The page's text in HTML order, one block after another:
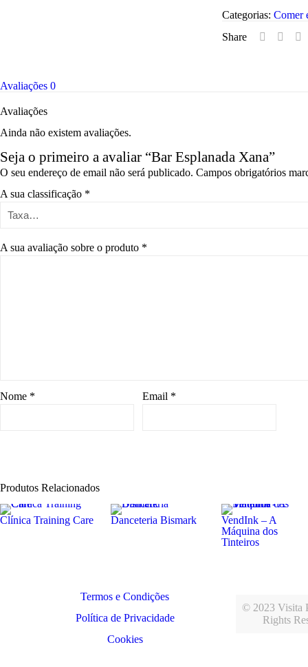
Categorias: Comer
Share
Avaliações 0
Avaliações
Ainda não existem avaliações.
Seja o primeiro a avaliar “Bar Esplanada Xana”
O seu endereço de email não será publicado. Campos obrigatórios
A sua classificação *
A sua avaliação sobre o produto *
Nome * Email *
Produtos Relacionados
Clínica Training Care Danceteria Bismark
VendInk – A
Máquina dos
Tinteiros
Termos e Condições
Política de Privacidade
Cookies
© 2023 Visita
Rights